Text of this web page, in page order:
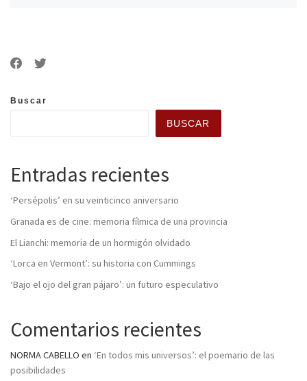
Buscar
BUSCAR
Entradas recientes
‘Persépolis’ en su veinticinco aniversario
Granada es de cine: memoria fílmica de una provincia
El Lianchi: memoria de un hormigón olvidado
‘Lorca en Vermont’: su historia con Cummings
‘Bajo el ojo del gran pájaro’: un futuro especulativo
Comentarios recientes
NORMA CABELLO en ‘En todos mis universos’: el poemario de las
posibilidades